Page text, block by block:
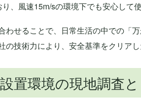
、風速15m/sの環境下でも安心して使
わせることで、日常生活の中での「
の技術力により、安全基準をクリア
置環境の現地調査